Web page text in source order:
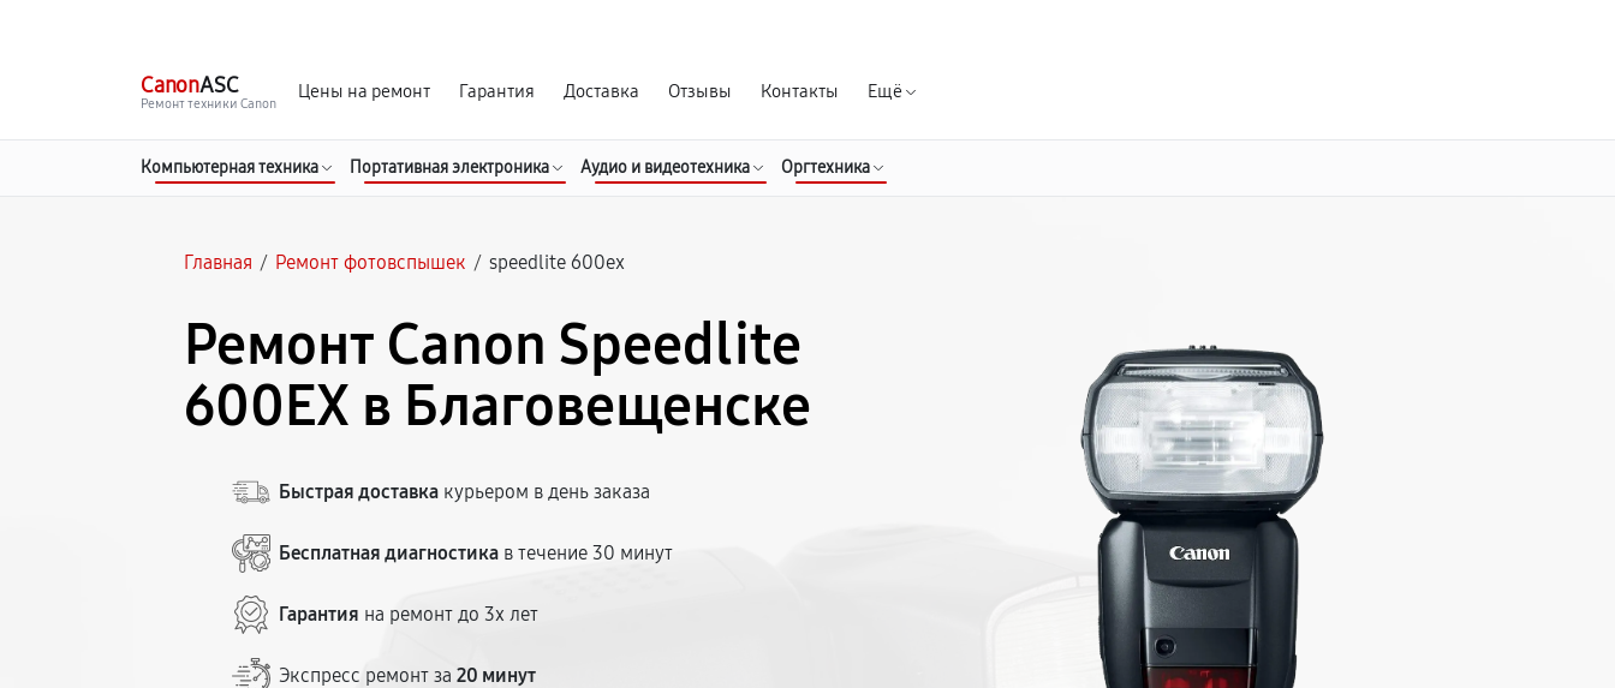
CanonASC
Ремонт техники Canon
Цены на ремонт Гарантия Доставка Отзывы Контакты Ещё
Компьютерная техника Портативная электроника Аудио и видеотехника Оргтехника
Главная / Ремонт фотовспышек / speedlite 600ex
Ремонт Canon Speedlite
600EX в Благовещенске
Быстрая доставка курьером в день заказа
Бесплатная диагностика в течение 30 минут
Гарантия на ремонт до 3х лет
Экспресс ремонт за20 минут